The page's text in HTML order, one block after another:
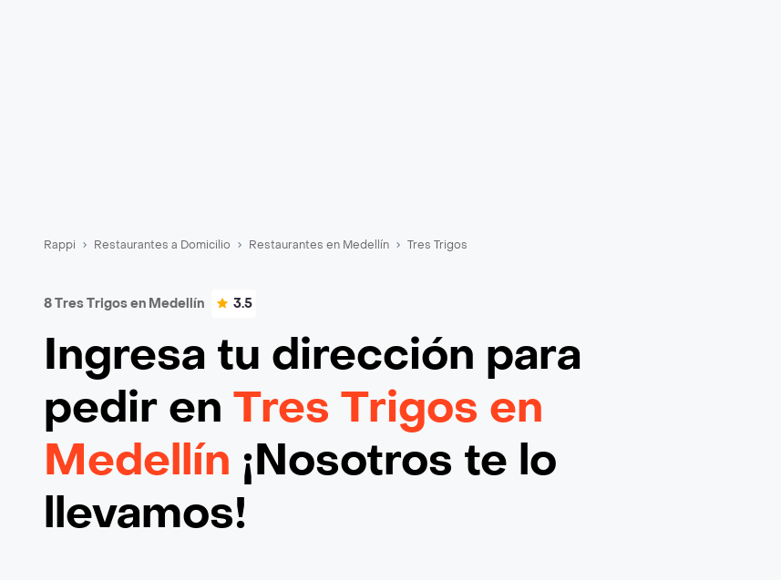
Rappi Restaurantes a Domicilio Restaurantes en Medellín Tres Trigos
8 Tres Trigos en Medellín 3.5
Ingresa tu dirección para
pedir en Tres Trigos en
Medellín ¡Nosotros te lo
llevamos!